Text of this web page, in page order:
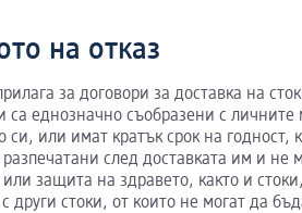
на отказ
за договори за доставка на
еднозначно съобразени с
си, или имат кратък срок на годност,
след доставката им и не
защита на здравето, както и
други стоки, от които не могат да